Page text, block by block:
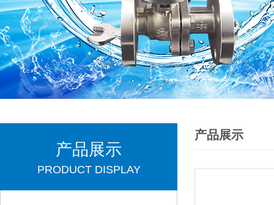
产品展示
PRODUCT DISPLAY
产品展示